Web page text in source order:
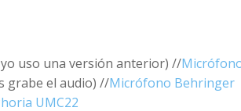
uso una versión anterior) //
grabe el audio) //Micrófono Behringer
UMC22